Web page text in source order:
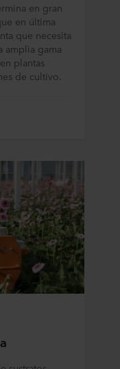
en gran
en última
que necesita
amplia gama
plantas
de cultivo.